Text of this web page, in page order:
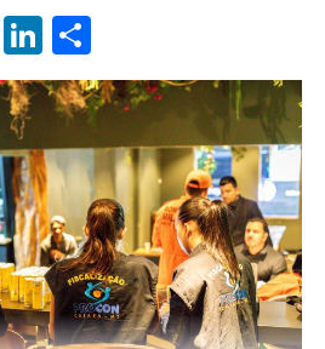
Messenger
LinkedIn